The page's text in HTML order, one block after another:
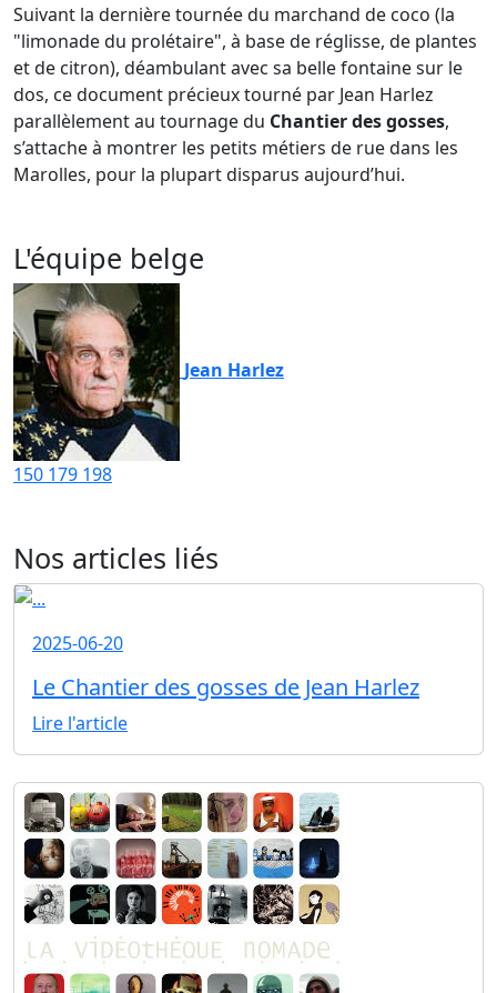
Suivant la dernière tournée du marchand de coco (la
"limonade du prolétaire", à base de réglisse, de plantes
et de citron), déambulant avec sa belle fontaine sur le
dos, ce document précieux tourné par Jean Harlez
parallèlement au tournage du Chantier des gosses,
s’attache à montrer les petits métiers de rue dans les
Marolles, pour la plupart disparus aujourd’hui.
L'équipe belge
Jean Harlez
150 179 198
Nos articles liés
2025-06-20
Le Chantier des gosses de Jean Harlez
Lire l'article